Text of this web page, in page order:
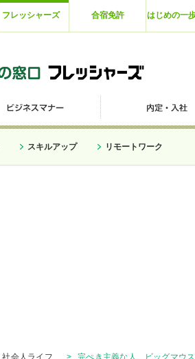
フレッシャーズ 合宿免許 はじめの一
スキルアップ リモートワーク
社会人ライフ > 完ぺき主義な人、ビッグマウ